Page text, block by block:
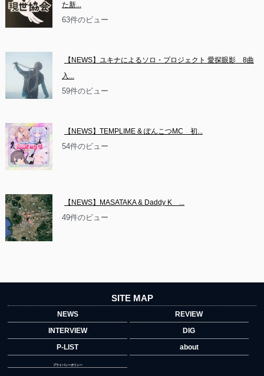
た新...
63件のビュー
【NEWS】ユキナによるソロ・プロジェクト 愛探眼影　8曲
入...
59件のビュー
【NEWS】TEMPLIME & ぽんこつMC　初...
54件のビュー
【NEWS】MASATAKA & Daddy K　...
49件のビュー
SITE MAP
NEWS
REVIEW
INTERVIEW
DIG
P-LIST
about
プライバシーポリシー